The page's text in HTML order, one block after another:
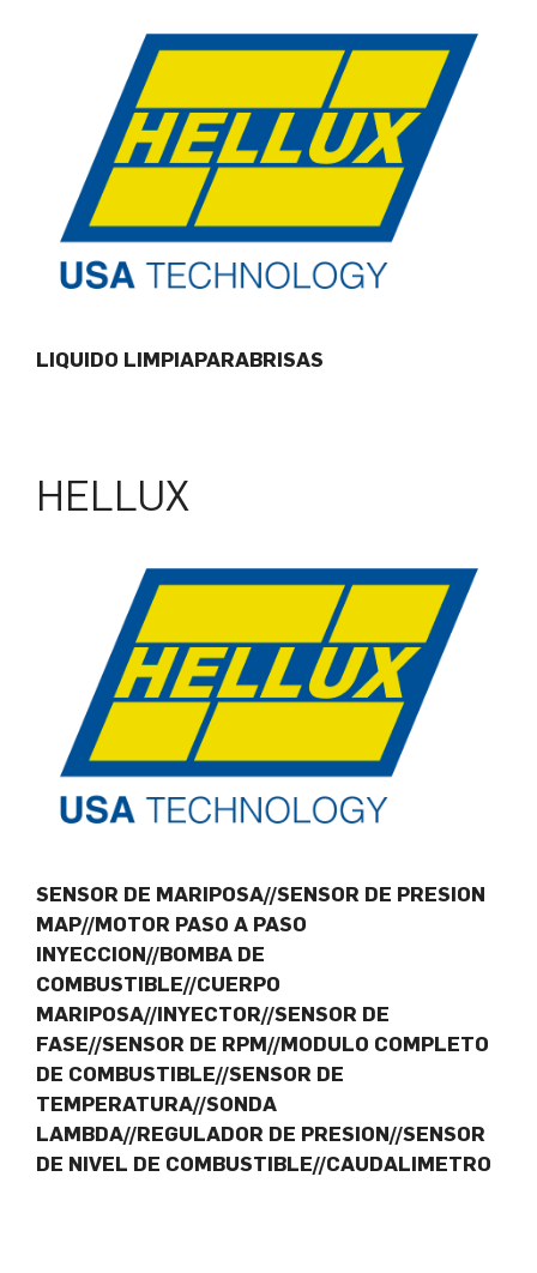
LIQUIDO LIMPIAPARABRISAS
HELLUX
SENSOR DE MARIPOSA//SENSOR DE PRESION
MAP//MOTOR PASO A PASO
INYECCION//BOMBA DE
COMBUSTIBLE//CUERPO
MARIPOSA//INYECTOR//SENSOR DE
FASE//SENSOR DE RPM//MODULO COMPLETO
DE COMBUSTIBLE//SENSOR DE
TEMPERATURA//SONDA
LAMBDA//REGULADOR DE PRESION//SENSOR
DE NIVEL DE COMBUSTIBLE//CAUDALIMETRO